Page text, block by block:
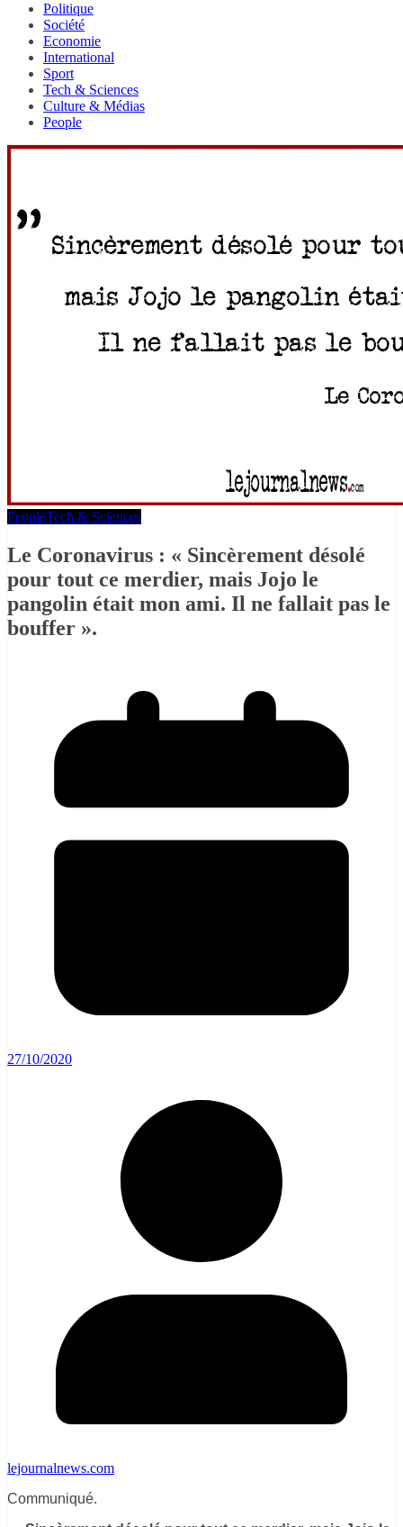
Politique
Société
Economie
International
Sport
Tech & Sciences
Culture & Médias
People
PeopleTech & Sciences
Le Coronavirus : « Sincèrement désolé
pour tout ce merdier, mais Jojo le
pangolin était mon ami. Il ne fallait pas le
bouffer ».
27/10/2020
lejournalnews.com
Communiqué.